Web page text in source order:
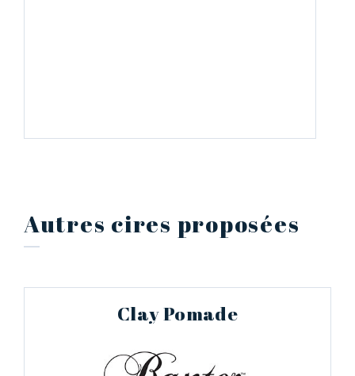
Autres cires proposées
Clay Pomade